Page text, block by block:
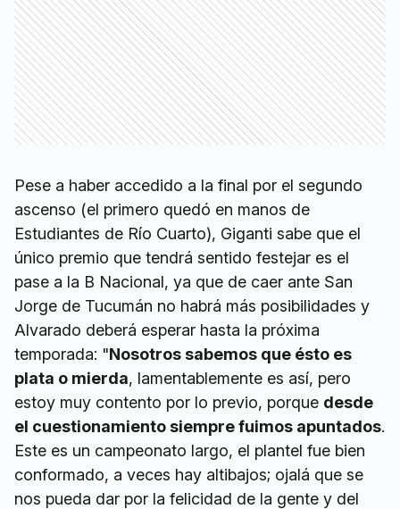
Pese a haber accedido a la final por el segundo
ascenso (el primero quedó en manos de
Estudiantes de Río Cuarto), Giganti sabe que el
único premio que tendrá sentido festejar es el
pase a la B Nacional, ya que de caer ante San
Jorge de Tucumán no habrá más posibilidades y
Alvarado deberá esperar hasta la próxima
temporada: "Nosotros sabemos que ésto es
plata o mierda, lamentablemente es así, pero
estoy muy contento por lo previo, porque desde
el cuestionamiento siempre fuimos apuntados.
Este es un campeonato largo, el plantel fue bien
conformado, a veces hay altibajos; ojalá que se
nos pueda dar por la felicidad de la gente y del